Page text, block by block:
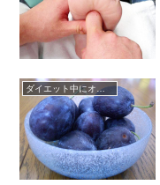
ダイエット中にオススメの食材